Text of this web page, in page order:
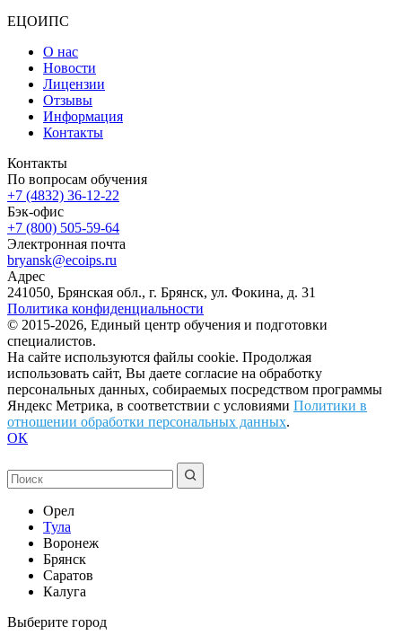
ЕЦОИПС
О нас
Новости
Лицензии
Отзывы
Информация
Контакты
Контакты
По вопросам обучения
+7 (4832) 36-12-22
Бэк-офис
+7 (800) 505-59-64
Электронная почта
bryansk@ecoips.ru
Адрес
241050, Брянская обл., г. Брянск, ул. Фокина, д. 31
Политика конфиденциальности
© 2015-2026, Единый центр обучения и подготовки
специалистов.
На сайте используются файлы cookie. Продолжая
использовать сайт, Вы даете согласие на обработку
персональных данных, собираемых посредством программы
Яндекс Метрика, в соответствии с условиями Политики в
отношении обработки персональных данных.
ОК
Орел
Тула
Воронеж
Брянск
Саратов
Калуга
Выберите город